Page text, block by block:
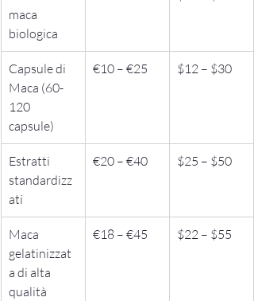
maca
biologica
Capsule di
Maca (60-
120
capsule)
€10 – €25 $12 – $30
Estratti
standardizz
ati
€20 – €40 $25 – $50
Maca
gelatinizzat
a di alta
qualità
€18 – €45 $22 – $55